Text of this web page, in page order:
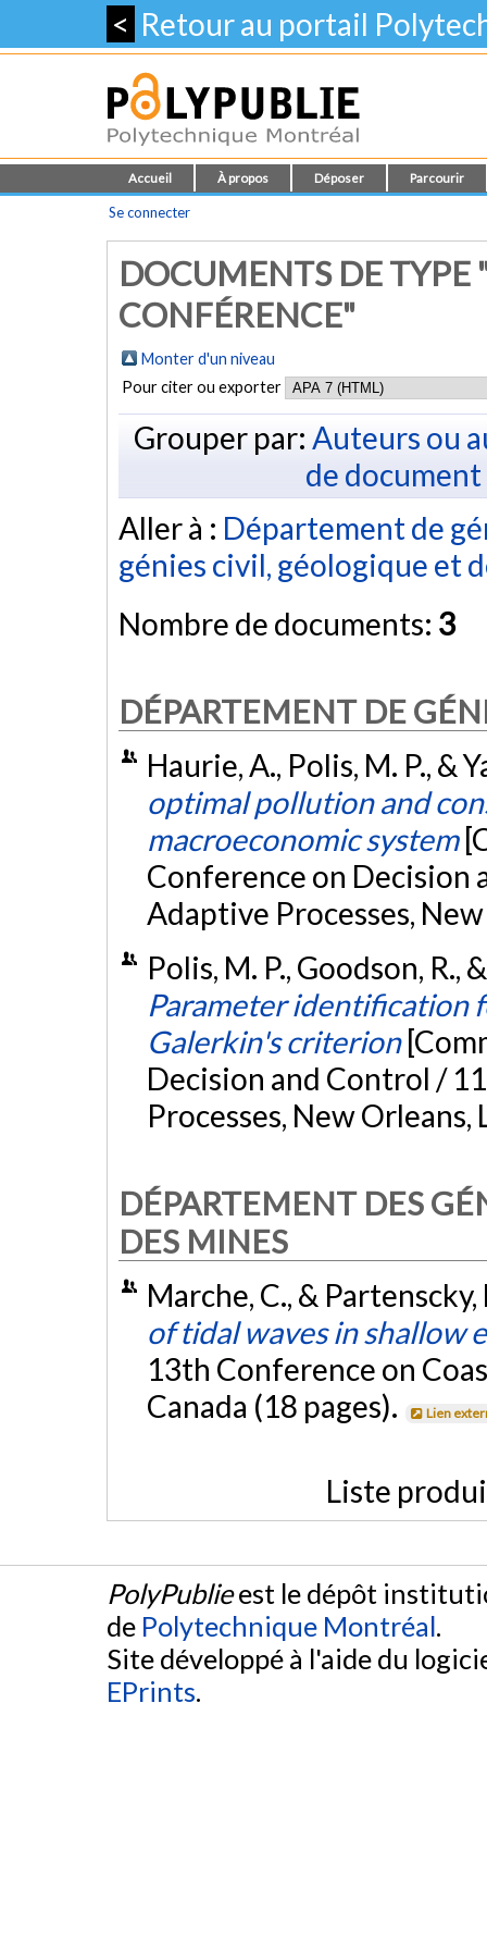
< Retour au portail
Accueil À propos Déposer Parcourir
Se connecter
DOCUMENTS DE
CONFÉRENCE"
Monter d'un niveau
Pour citer ou exporter
Grouper par: Auteurs ou
de document
Aller à : Département de
génies civil, géologique et
Nombre de documents: 3
DÉPARTEMENT DE
Haurie, A., Polis, M. P., &
optimal pollution and
macroeconomic system
Conference on Decision
Adaptive Processes,
Polis, M. P., Goodson,
Parameter identification
Galerkin's criterion
Decision and Control /
Processes, New Orleans,
DÉPARTEMENT DES
DES MINES
Marche, C., &
of tidal waves in shallow
13th Conference on
Canada (18 pages).
Lien
Liste
PolyPublieest le dépôt
de Polytechnique Montréal.
Site développé à l'aide du
EPrints.